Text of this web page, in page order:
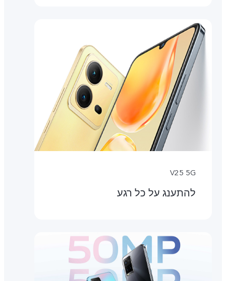
V25 5G
להתענג על כל רגע